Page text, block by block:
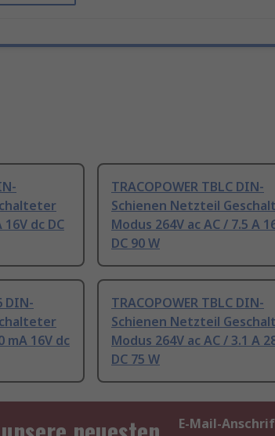
dc DC
TRACOPOWER TBLC DIN-
Schienen Netzteil
Modus 264V ac AC / 7.5 A
DC 90 W
DIN-
mA 16V dc
TRACOPOWER TBLC DIN-
Schienen Netzteil
Modus 264V ac AC / 3.1 A
DC 75 W
E-Mail-